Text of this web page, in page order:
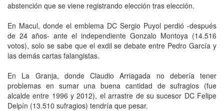
abstención que se viene registrando elección tras elección.
En Macul, donde el emblema DC Sergio Puyol perdió -después
de 24 años- ante el independiente Gonzalo Montoya (14.516
votos), solo se sabe que el exdil se debate entre Pedro García y
las demás cartas falangistas.
En La Granja, donde Claudio Arriagada no debería tener
problemas en sumar una buena cantidad de sufragios (fue
alcalde entre 1996 y 2012), el arrastre de su sucesor DC Felipe
Delpín (13.510 sufragios) tendría que pesar.